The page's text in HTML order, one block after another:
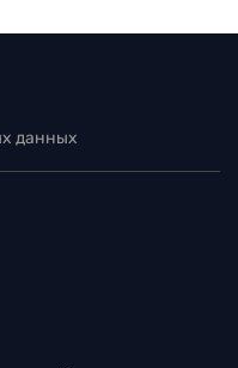
данных